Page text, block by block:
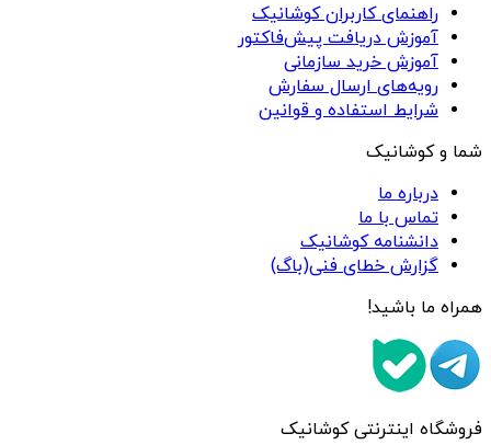
راهنمای کاربران کوشانیک
آموزش دریافت پیش‌فاکتور
آموزش خرید سازمانی
رویه‌های ارسال سفارش
شرایط استفاده و قوانین
شما و کوشانیک
درباره ما
تماس با ما
دانشنامه کوشانیک
گزارش خطای فنی(باگ)
همراه ما باشید!
فروشگاه اینترنتی کوشانیک